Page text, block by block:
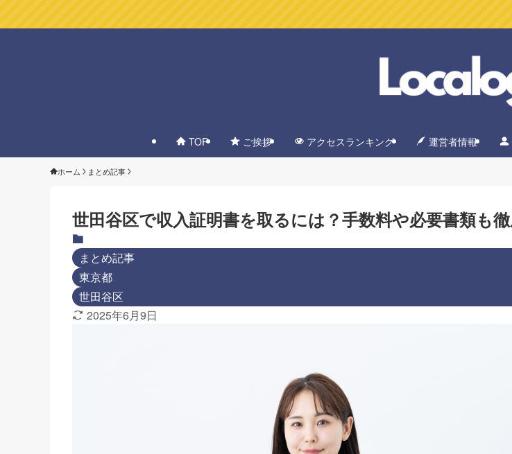
『ローカログ
TOP ご挨拶 アクセスランキング 運営者情報
ホーム まとめ記事
世田谷区で収入証明書を取るには？手数料や必要書類も
まとめ記事
東京都
世田谷区
2025年6月9日